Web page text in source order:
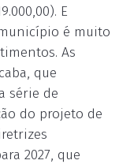
E
é muito
As
que
série de
do projeto de
2027, que